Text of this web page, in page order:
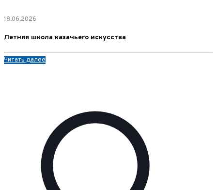
18.06.2026
Летняя школа казачьего искусства
Читать далее